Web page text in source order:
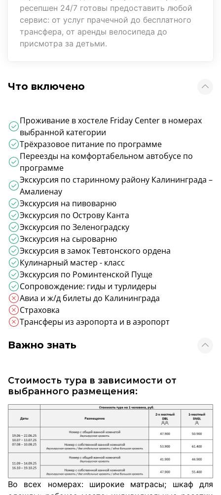
ресепшен 24/7 готовы предоставить любой
сервис: от услуг прачечной до бесплатного
трансфера, от аренды велосипеда до
присмотра за детьми.
Что включено
Проживание в хостеле Friday Center в номерах
выбранной категории
Трёхразовое питание по программе
Переезды на комфортабельном автобусе по
программе
Экскурсия по старинному району Калининграда –
Амалиенау
Экскурсия на пивоварню
Экскурсия по Острову Канта
Экскурсия по Зеленоградску
Экскурсия на сыроварню
Экскурсия в замок Тевтонского ордена
Кулинарный мастер - класс
Экскурсия по Роминтенской Пуще
Сопровождение: гиды и турлидеры
Авиа и ж/д билеты до Калининграда
Страховка
Трансферы из аэропорта и в аэропорт
Важно знать
Стоимость тура в зависимости от
выбранного размещения:
Во всех номерах: широкие матрасы; шкаф для